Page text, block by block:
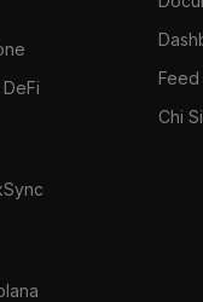
Feed
Chi